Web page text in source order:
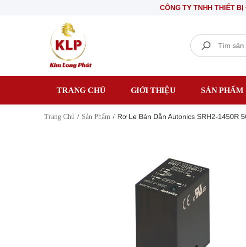
CÔNG TY TNHH THIẾT BỊ ĐIỆN
Search
TRANG CHỦ GIỚI THIỆU SẢN PHẨM
Trang Chủ Sản Phẩm Rơ Le Bán Dẫn Autonics SRH2-1450R